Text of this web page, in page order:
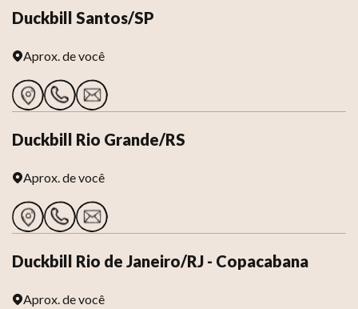
Duckbill Santos/SP
Aprox.de você
Duckbill Rio Grande/RS
Aprox.de você
Duckbill Rio de Janeiro/RJ - Copacabana
Aprox.de você